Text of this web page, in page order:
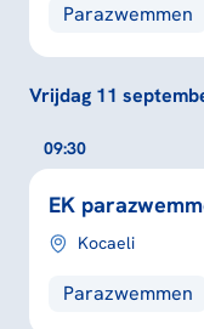
Parazwemmen
Vrijdag 11
09:30
EK
Kocaeli
Parazwemmen